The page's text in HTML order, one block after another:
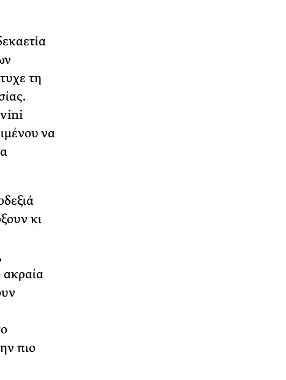
τη
να
κι
ακραία
πιο